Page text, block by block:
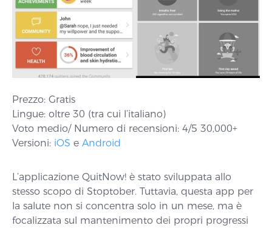
Prezzo: Gratis
Lingue: oltre 30 (tra cui l’italiano)
Voto medio/ Numero di recensioni: 4/5 30,000+
Versioni: iOS e Android
L’applicazione QuitNow! è stato sviluppata allo
stesso scopo di Stoptober. Tuttavia, questa app per
la salute non si concentra solo in un mese, ma è
focalizzata sul mantenimento dei propri progressi